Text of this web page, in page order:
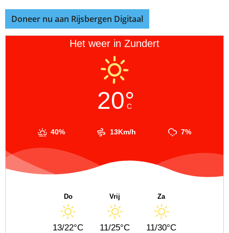
Doneer nu aan Rijsbergen Digitaal
Het weer in Zundert
20°
C
40% 13Km/h 7%
Do
13/22°C
Vrij
11/25°C
Za
11/30°C